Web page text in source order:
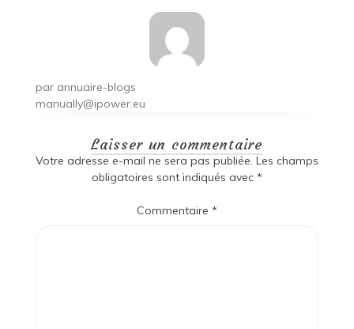
par annuaire-blogs
manually@ipower.eu
Laisser un commentaire
Votre adresse e-mail ne sera pas publiée. Les champs
obligatoires sont indiqués avec *
Commentaire *